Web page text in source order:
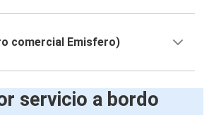
comercial Emisfero)
servicio a bordo